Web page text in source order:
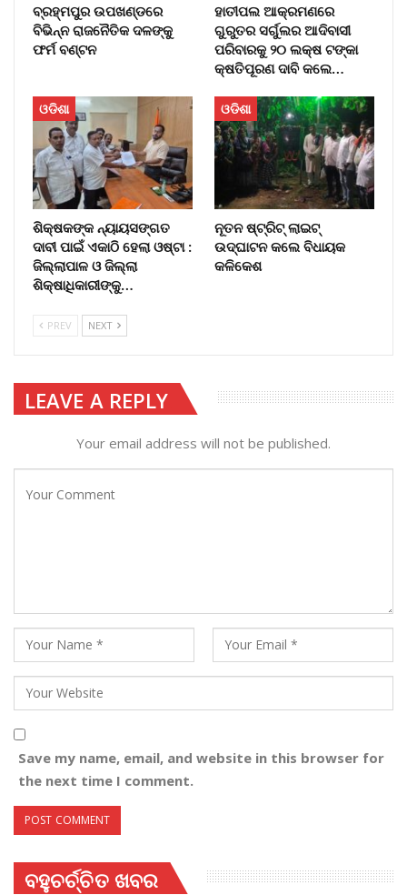
ବ୍ରହ୍ମପୁର ଉପଖଣ୍ଡରେ
ବିଭିନ୍ନ ରାଜନୈତିକ ଦଳଙ୍କୁ
ଫର୍ମ ବଣ୍ଟନ
ହାତୀପଲ ଆକ୍ରମଣରେ
ଗୁରୁତର ସର୍ଗୁଲର ଆଦିବାସୀ
ପରିବାରକୁ ୨୦ ଲକ୍ଷ ଟଙ୍କା
କ୍ଷତିପୂରଣ ଦାବି କଲେ…
ଓଡିଶା
ଶିକ୍ଷକଙ୍କ ନ୍ୟାୟସଙ୍ଗତ
ଦାବୀ ପାଇଁ ଏକାଠି ହେଲା ଓଷ୍ଟା :
ଜିଲ୍ଲାପାଳ ଓ ଜିଲ୍ଲା
ଶିକ୍ଷାଧିକାରୀଙ୍କୁ…
ଓଡିଶା
ନୂତନ ଷ୍ଟ୍ରିଟ୍ ଲାଇଟ୍‌
ଉଦ୍‌ଘାଟନ କଲେ ବିଧାୟକ
କଳିକେଶ
PREV NEXT
LEAVE A REPLY
Your email address will not be published.
Save my name, email, and website in this browser for
the next time I comment.
ବହୁଚର୍ଚ୍ଚିତ ଖବର